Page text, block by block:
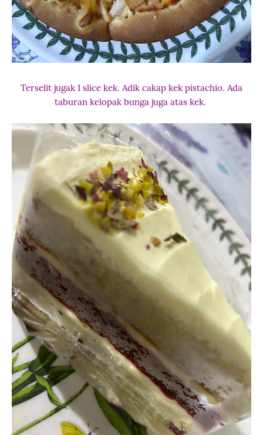
Terselit jugak 1 slice kek. Adik cakap kek pistachio. Ada
taburan kelopak bunga juga atas kek.